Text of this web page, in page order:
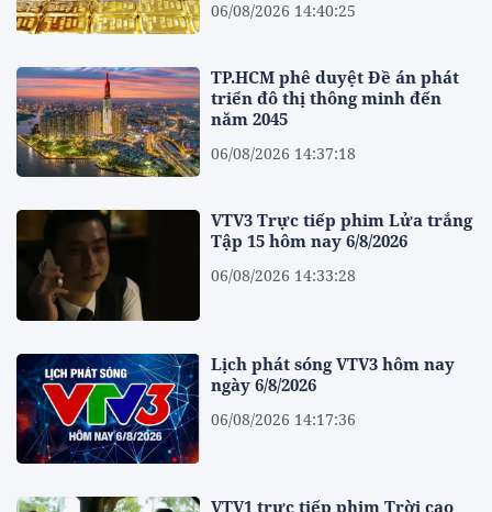
06/08/2026 14:40:25
TP.HCM phê duyệt Đề án phát
triển đô thị thông minh đến
năm 2045
06/08/2026 14:37:18
VTV3 Trực tiếp phim Lửa trắng
Tập 15 hôm nay 6/8/2026
06/08/2026 14:33:28
Lịch phát sóng VTV3 hôm nay
ngày 6/8/2026
06/08/2026 14:17:36
VTV1 trực tiếp phim Trời cao